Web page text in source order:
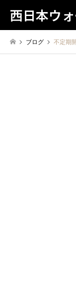
西日本ウ
ブログ 不定期